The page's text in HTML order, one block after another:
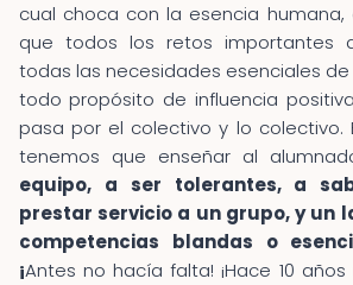
cual choca con la esencia humana,
que todos los retos importantes
todas las necesidades esenciales
todo propósito de influencia
pasa por el colectivo y lo colectivo.
tenemos que enseñar al
equipo, a ser tolerantes, a
prestar servicio a un grupo, y un
competencias blandas o
¡Antes no hacía falta! ¡Hace 10